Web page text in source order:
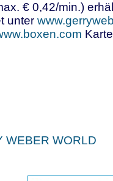
€ 0,42/min.)
unter
WEBER WORLD